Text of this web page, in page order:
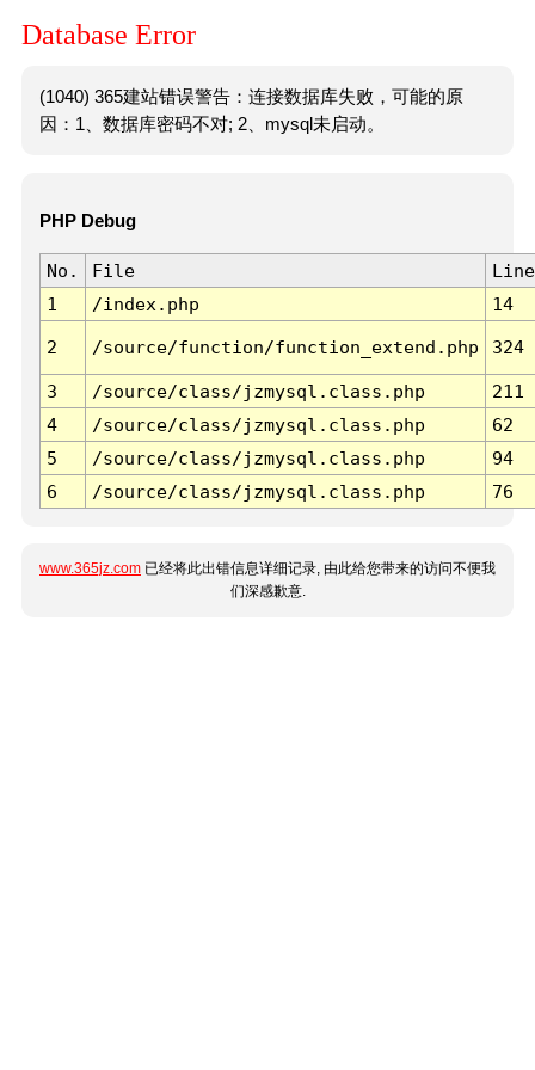
Database Error
(1040) 365建站错误警告：连接数据库失败，可能的原
因：1、数据库密码不对; 2、mysql未启动。
PHP Debug
No. File
Line
1
/index.php 14
2 /source/function/function_extend.php 324
3 /source/class/jzmysql.class.php
211
4
/source/class/jzmysql.class.php
62
5
/source/class/jzmysql.class.php
94
6
/source/class/jzmysql.class.php 76
www.365jz.com 已经将此出错信息详细记录, 由此给您带来的访问不便我
们深感歉意.